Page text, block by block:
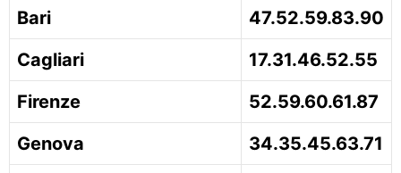
Bari
47.52.59.83.90
Cagliari
17.31.46.52.55
Firenze
52.59.60.61.87
Genova
34.35.45.63.71